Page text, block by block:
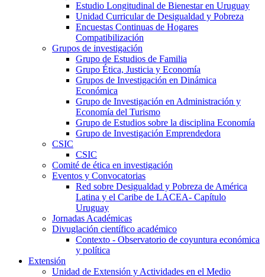
Estudio Longitudinal de Bienestar en Uruguay
Unidad Curricular de Desigualdad y Pobreza
Encuestas Continuas de Hogares
Compatibilización
Grupos de investigación
Grupo de Estudios de Familia
Grupo Ética, Justicia y Economía
Grupos de Investigación en Dinámica
Económica
Grupo de Investigación en Administración y
Economía del Turismo
Grupo de Estudios sobre la disciplina Economía
Grupo de Investigación Emprendedora
CSIC
CSIC
Comité de ética en investigación
Eventos y Convocatorias
Red sobre Desigualdad y Pobreza de América
Latina y el Caribe de LACEA- Capítulo
Uruguay
Jornadas Académicas
Divuglación científico académico
Contexto - Observatorio de coyuntura económica
y política
Extensión
Unidad de Extensión y Actividades en el Medio